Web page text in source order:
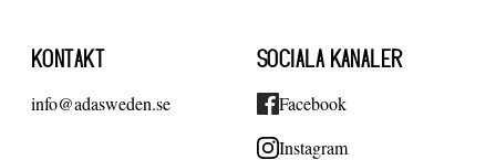
KONTAKT
info@adasweden.se
SOCIALA KANALER
Facebook
Instagram